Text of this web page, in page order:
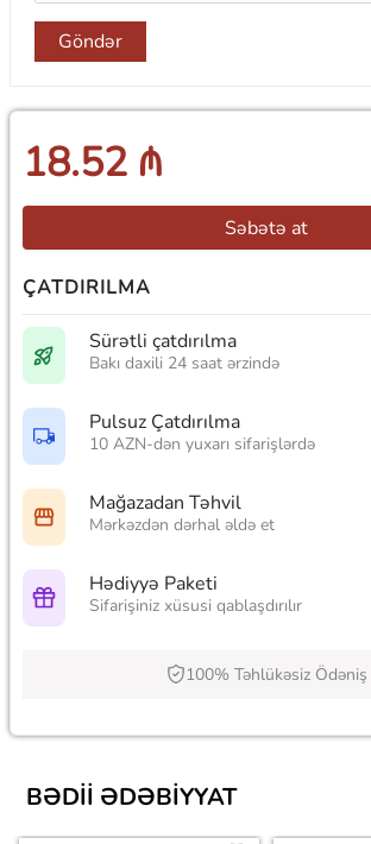
Göndər
18.52 ₼
Səbətə at
ÇATDIRILMA
Sürətli çatdırılma
Bakı daxili 24 saat ərzində
Pulsuz Çatdırılma
10 AZN-dən yuxarı sifarişlərdə
Mağazadan Təhvil
Mərkəzdən dərhal əldə et
Hədiyyə Paketi
Sifarişiniz xüsusi qablaşdırılır
100% Təhlükəsiz Ödəniş
BƏDII ƏDƏBIYYAT